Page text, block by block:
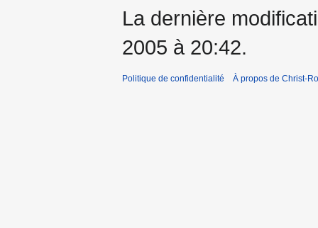
La dernière
2005 à 20:42.
Politique de confidentialité À propos de Christ-